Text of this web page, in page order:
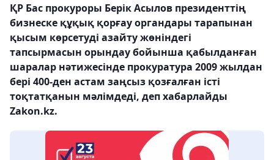
ҚР Бас прокуроры Берік Асылов президенттің
бизнеске құқық қорғау органдары тарапынан
қысым көрсетуді азайту жөніндегі
тапсырмасын орындау бойынша қабылданған
шаралар нәтижесінде прокуратура 2009 жылдан
бері 400-ден астам заңсыз қозғалған істі
тоқтатқанын мәлімдеді, деп хабарлайды
Zakon.kz.